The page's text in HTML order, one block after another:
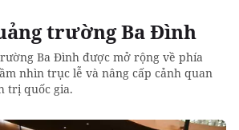
trường Ba Đình
Ba Đình được mở rộng về phía
nhìn trục lễ và nâng cấp cảnh quan
trị quốc gia.